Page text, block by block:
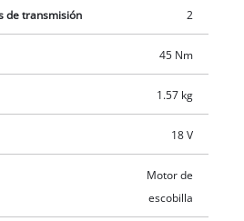
de transmisión 2
45 Nm
1.57 kg
18 V
Motor de
escobilla